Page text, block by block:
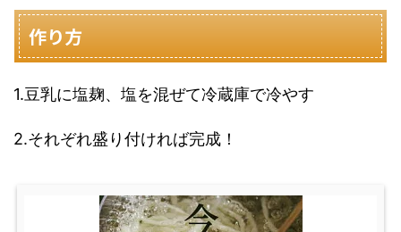
作り方
1.豆乳に塩麹、塩を混ぜて冷蔵庫で冷やす
2.それぞれ盛り付ければ完成！